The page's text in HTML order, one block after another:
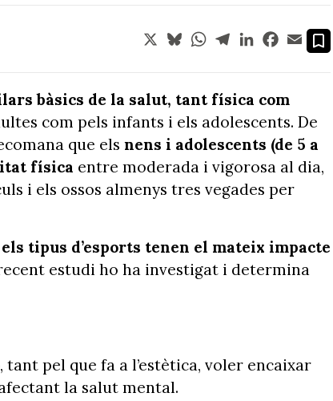
X BlueskyWhatsApp
TelegramLinkedInFacebook
Email
bàsics de la salut, tant física com
com pels infants i els adolescents. De
que els nens i adolescents (de 5 a
física entre moderada i vigorosa al dia,
i els ossos almenys tres vegades per
tipus d’esports tenen el mateix impacte
estudi ho ha investigat i determina
, tant pel que fa a l’estètica, voler encaixar
la salut mental.